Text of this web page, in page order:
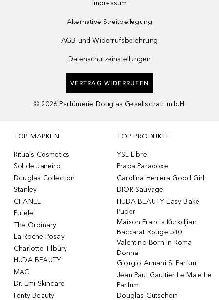
Impressum
Alternative Streitbeilegung
AGB und Widerrufsbelehrung
Datenschutzeinstellungen
VERTRAG WIDERRUFEN
© 2026 Parfümerie Douglas Gesellschaft m.b.H.
TOP MARKEN
Rituals Cosmetics
Sol de Janeiro
Douglas Collection
Stanley
CHANEL
Purelei
The Ordinary
La Roche-Posay
Charlotte Tilbury
HUDA BEAUTY
MAC
Dr. Emi Skincare
Fenty Beauty
TOP PRODUKTE
YSL Libre
Prada Paradoxe
Carolina Herrera Good Girl
DIOR Sauvage
HUDA BEAUTY Easy Bake
Puder
Maison Francis Kurkdjian
Baccarat Rouge 540
Valentino Born In Roma
Donna
Giorgio Armani Si Parfum
Jean Paul Gaultier Le Male Le
Parfum
Douglas Gutschein